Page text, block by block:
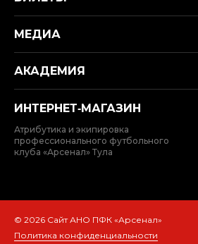
МЕДИА
АКАДЕМИЯ
ИНТЕРНЕТ‑МАГАЗИН
Атрибутика и экипировка
профессионального футбольного
клуба «Арсенал» Тула
© 2026 Сайт АНО ПФК «Арсенал»
Политика конфиденциальности